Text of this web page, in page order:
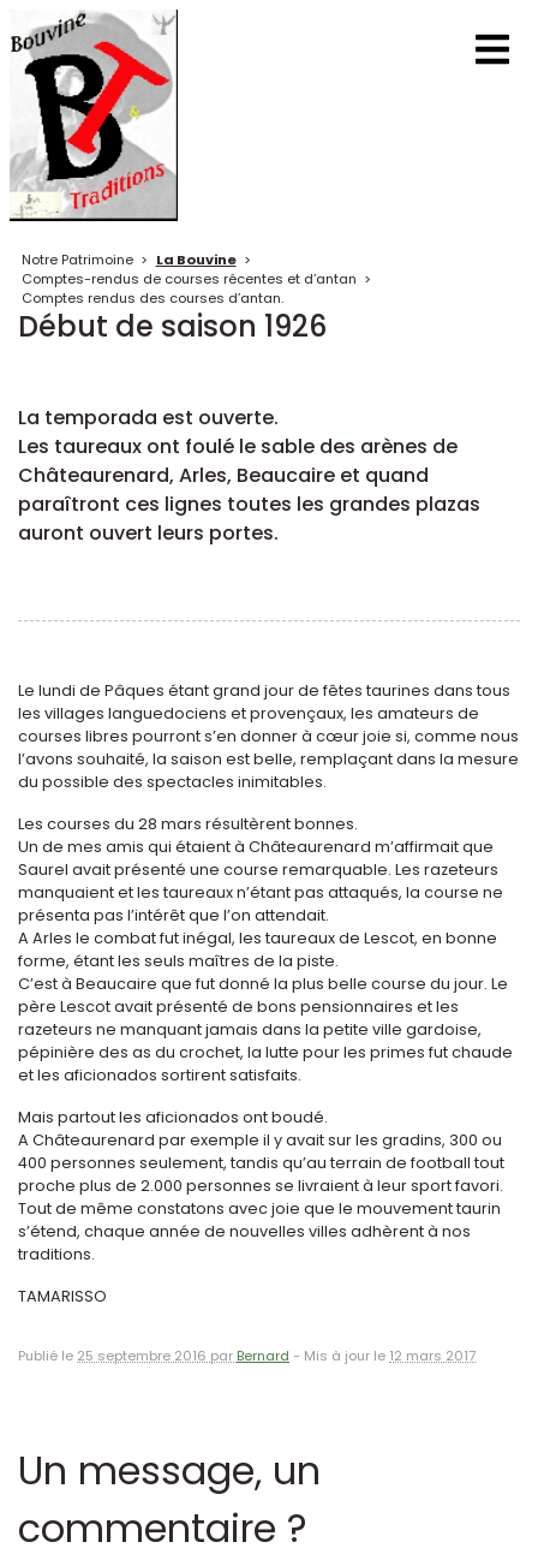
Notre Patrimoine > La Bouvine >
Comptes-rendus de courses récentes et d’antan >
Comptes rendus des courses d’antan.
Début de saison 1926
La temporada est ouverte.
Les taureaux ont foulé le sable des arènes de
Châteaurenard, Arles, Beaucaire et quand
paraîtront ces lignes toutes les grandes plazas
auront ouvert leurs portes.
Le lundi de Pâques étant grand jour de fêtes taurines dans tous
les villages languedociens et provençaux, les amateurs de
courses libres pourront s’en donner à cœur joie si, comme nous
l’avons souhaité, la saison est belle, remplaçant dans la mesure
du possible des spectacles inimitables.
Les courses du 28 mars résultèrent bonnes.
Un de mes amis qui étaient à Châteaurenard m’affirmait que
Saurel avait présenté une course remarquable. Les razeteurs
manquaient et les taureaux n’étant pas attaqués, la course ne
présenta pas l’intérêt que l’on attendait.
A Arles le combat fut inégal, les taureaux de Lescot, en bonne
forme, étant les seuls maîtres de la piste.
C’est à Beaucaire que fut donné la plus belle course du jour. Le
père Lescot avait présenté de bons pensionnaires et les
razeteurs ne manquant jamais dans la petite ville gardoise,
pépinière des as du crochet, la lutte pour les primes fut chaude
et les aficionados sortirent satisfaits.
Mais partout les aficionados ont boudé.
A Châteaurenard par exemple il y avait sur les gradins, 300 ou
400 personnes seulement, tandis qu’au terrain de football tout
proche plus de 2.000 personnes se livraient à leur sport favori.
Tout de même constatons avec joie que le mouvement taurin
s’étend, chaque année de nouvelles villes adhèrent à nos
traditions.
TAMARISSO
Publié le 25 septembre 2016 par Bernard - Mis à jour le 12 mars 2017
Un message, un
commentaire ?